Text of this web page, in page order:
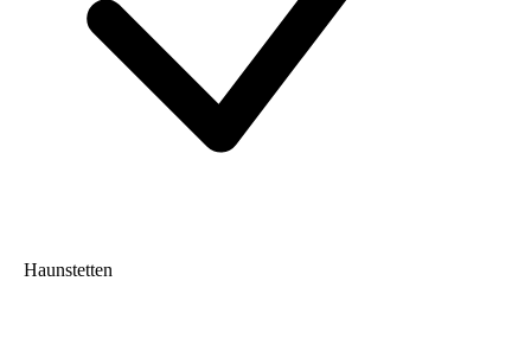
Haunstetten